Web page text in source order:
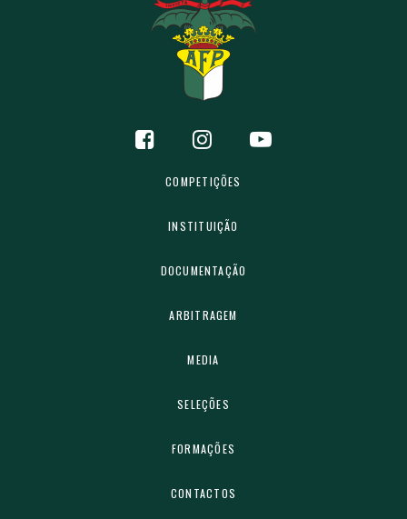
COMPETIÇÕES
INSTITUIÇÃO
DOCUMENTAÇÃO
ARBITRAGEM
MEDIA
SELEÇÕES
FORMAÇÕES
CONTACTOS